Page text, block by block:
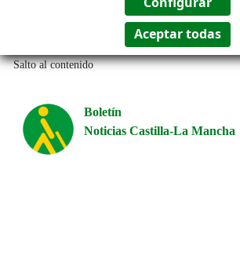
Salto al contenido
Boletín
Noticias Castilla-La Mancha